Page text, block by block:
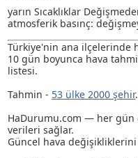
yarın Sıcaklıklar
atmosferik basınç:
Türkiye'nin ana ilçelerinde
10 gün boyunca hava
listesi.
Tahmin - 53 ülke 2000 şehir.
HaDurumu.com — her gün
verileri sağlar.
Güncel hava